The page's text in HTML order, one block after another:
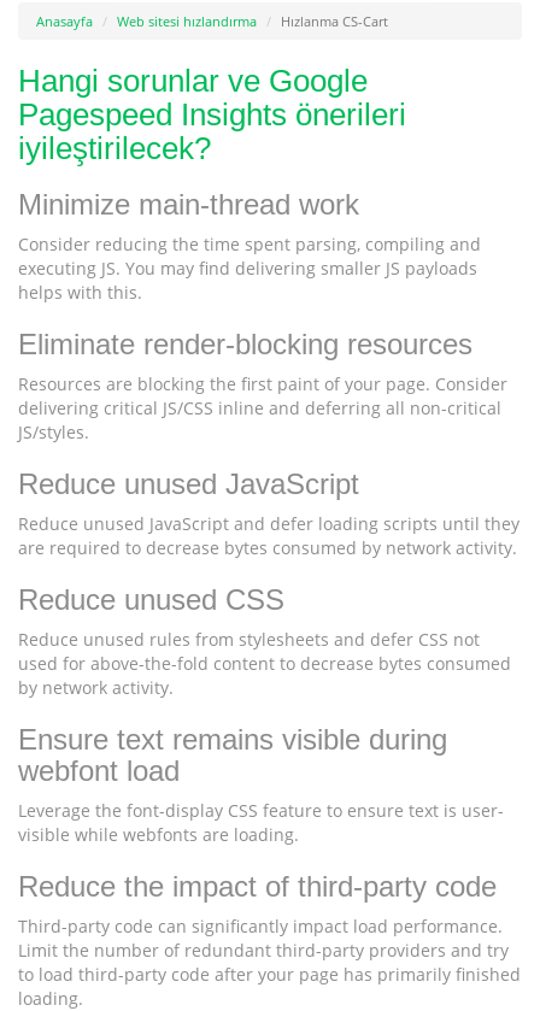
Anasayfa Web sitesi hızlandırma Hızlanma CS-Cart
Hangi sorunlar ve Google
Pagespeed Insights önerileri
iyileştirilecek?
Minimize main-thread work
Consider reducing the time spent parsing, compiling and
executing JS. You may find delivering smaller JS payloads
helps with this.
Eliminate render-blocking resources
Resources are blocking the first paint of your page. Consider
delivering critical JS/CSS inline and deferring all non-critical
JS/styles.
Reduce unused JavaScript
Reduce unused JavaScript and defer loading scripts until they
are required to decrease bytes consumed by network activity.
Reduce unused CSS
Reduce unused rules from stylesheets and defer CSS not
used for above-the-fold content to decrease bytes consumed
by network activity.
Ensure text remains visible during
webfont load
Leverage the font-display CSS feature to ensure text is user-
visible while webfonts are loading.
Reduce the impact of third-party code
Third-party code can significantly impact load performance.
Limit the number of redundant third-party providers and try
to load third-party code after your page has primarily finished
loading.